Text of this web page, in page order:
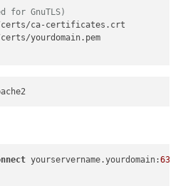
for GnuTLS)
certs/ca-certificates.crt
yourdomain.pem
yourservername.yourdomain:636